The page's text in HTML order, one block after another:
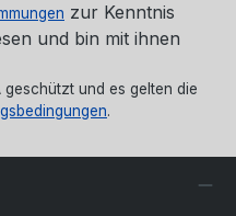
zur Kenntnis
und bin mit ihnen
geschützt und es gelten die
.